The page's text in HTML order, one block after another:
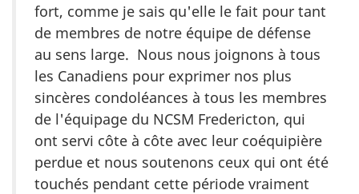
fort, comme je sais qu'elle le fait pour tant
de membres de notre équipe de défense
au sens large. Nous nous joignons à tous
les Canadiens pour exprimer nos plus
sincères condoléances à tous les membres
de l'équipage du NCSM Fredericton, qui
ont servi côte à côte avec leur coéquipière
perdue et nous soutenons ceux qui ont été
touchés pendant cette période vraiment